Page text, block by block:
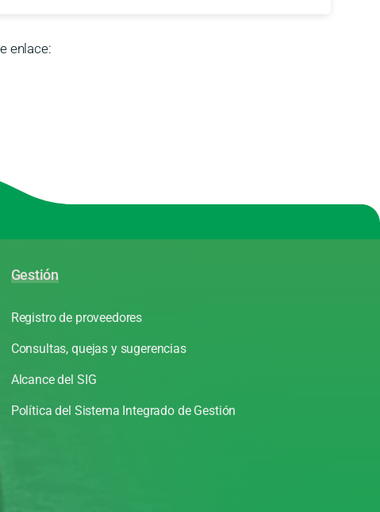
enlace:
Gestión
Registro de proveedores
Consultas, quejas y sugerencias
Alcance del SIG
Política del Sistema Integrado de Gestión